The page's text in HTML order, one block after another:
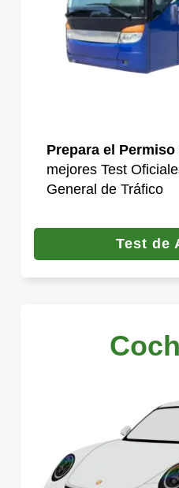
Prepara el
mejores Test
General de Tráfico
Test de